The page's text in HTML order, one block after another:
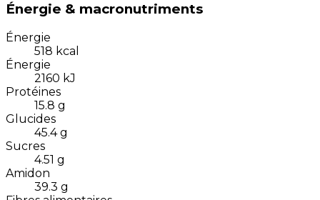
Énergie & macronutriments
Énergie
518 kcal
Énergie
2160 kJ
Protéines
15.8 g
Glucides
45.4 g
Sucres
4.51 g
Amidon
39.3 g